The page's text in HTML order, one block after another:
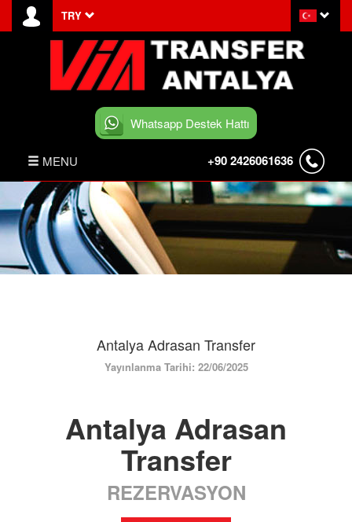
TRY
Whatsapp Destek Hattı
MENU +90 2426061636
ANASAYFA
HABERLER
BELEK TRANSFER
ÜYE GİRİŞİ / KAYIT
Antalya Adrasan Transfer
Yayınlanma Tarihi: 22/06/2025
Antalya Adrasan
Transfer
REZERVASYON